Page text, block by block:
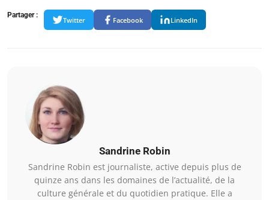
Partager :
Twitter Facebook LinkedIn
Sandrine Robin
Sandrine Robin est journaliste, active depuis plus de
quinze ans dans les domaines de l’actualité, de la
culture générale et du quotidien pratique. Elle a